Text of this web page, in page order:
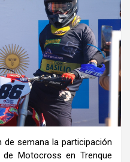
de semana la participación
Motocross en Trenque